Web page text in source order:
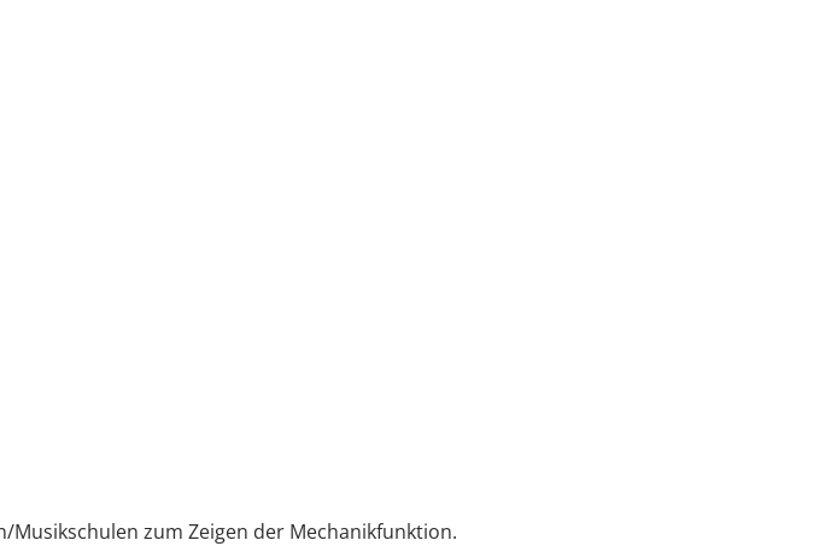
Musikschulen zum Zeigen der Mechanikfunktion.